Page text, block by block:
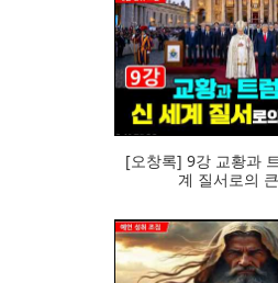
109
[오창록] 9강 교황과
계 질서로의